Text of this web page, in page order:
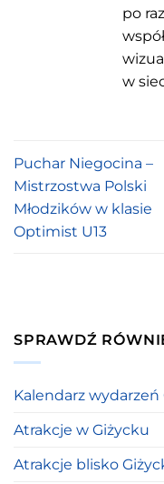
po
w
Puchar Niegocina –
Mistrzostwa Polski
Młodzików w klasie
Optimist U13
SPRAWDŹ
Kalendarz wydarzeń
Atrakcje w Giżycku
Atrakcje blisko